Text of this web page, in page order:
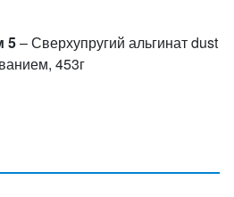
5– Сверхупругий альгинат dust
453г